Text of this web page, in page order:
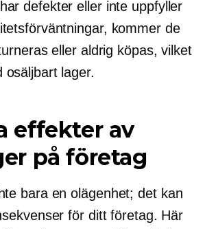
defekter eller inte uppfyller
kommer de
eller aldrig köpas, vilket
osäljbart lager.
effekter av
på företag
bara en olägenhet; det kan
för ditt företag. Här